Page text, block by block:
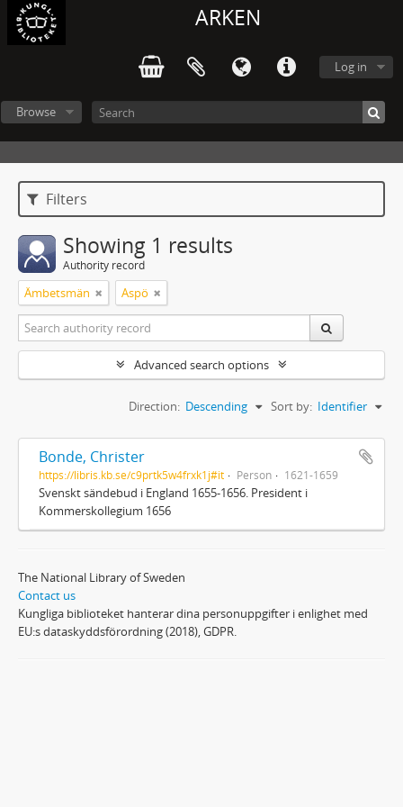
ARKEN
Log in
Browse
Filters
Showing 1 results
Authority record
Ämbetsmän Aspö
Advanced search options
Sort by: Identifier
Direction: Descending
Bonde, Christer
https://libris.kb.se/c9prtk5w4frxk1j#it Person 1621-1659
Svenskt sändebud i England 1655-1656. President i
Kommerskollegium 1656
The National Library of Sweden
Contact us
Kungliga biblioteket hanterar dina personuppgifter i enlighet med
EU:s dataskyddsförordning (2018), GDPR.